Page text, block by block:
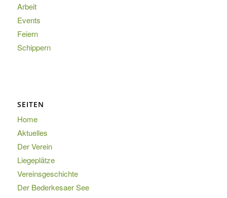
Arbeit
Events
Feiern
Schippern
SEITEN
Home
Aktuelles
Der Verein
Liegeplätze
Vereinsgeschichte
Der Bederkesaer See